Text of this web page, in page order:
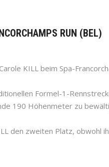
RUN (BEL)
KILL beim Spa-
Formel-1-
190 Höhenmeter zu
den zweiten Platz, obwohl